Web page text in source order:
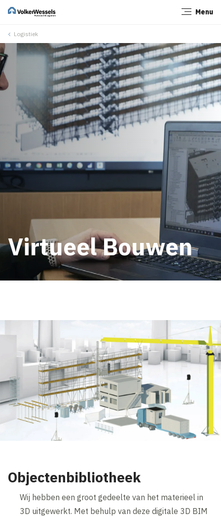
Menu
Logistiek
Virtueel Bouwen
Objectenbibliotheek
Wij hebben een groot gedeelte van het materieel in
3D uitgewerkt. Met behulp van deze digitale 3D BIM
Sluiten